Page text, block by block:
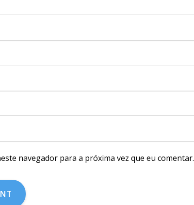
navegador para a próxima vez que eu comentar.